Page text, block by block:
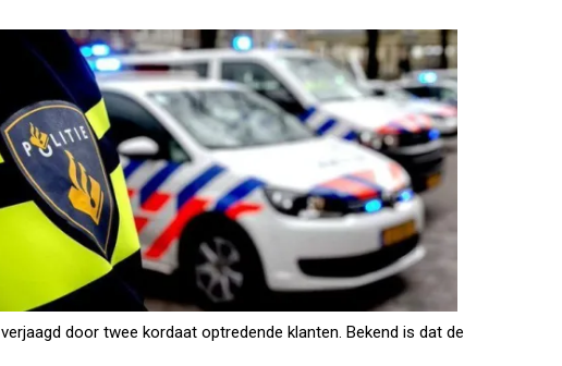
door twee kordaat optredende klanten. Bekend is dat de